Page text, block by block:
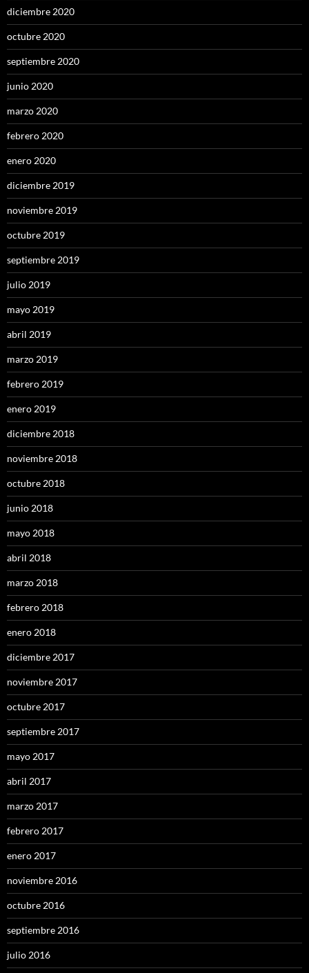
diciembre 2020
octubre 2020
septiembre 2020
junio 2020
marzo 2020
febrero 2020
enero 2020
diciembre 2019
noviembre 2019
octubre 2019
septiembre 2019
julio 2019
mayo 2019
abril 2019
marzo 2019
febrero 2019
enero 2019
diciembre 2018
noviembre 2018
octubre 2018
junio 2018
mayo 2018
abril 2018
marzo 2018
febrero 2018
enero 2018
diciembre 2017
noviembre 2017
octubre 2017
septiembre 2017
mayo 2017
abril 2017
marzo 2017
febrero 2017
enero 2017
noviembre 2016
octubre 2016
septiembre 2016
julio 2016